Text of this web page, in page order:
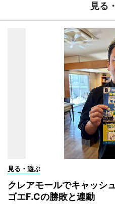
見る
見る・遊ぶ
クレアモールでキャッシ
ゴエF.Cの勝敗と連動